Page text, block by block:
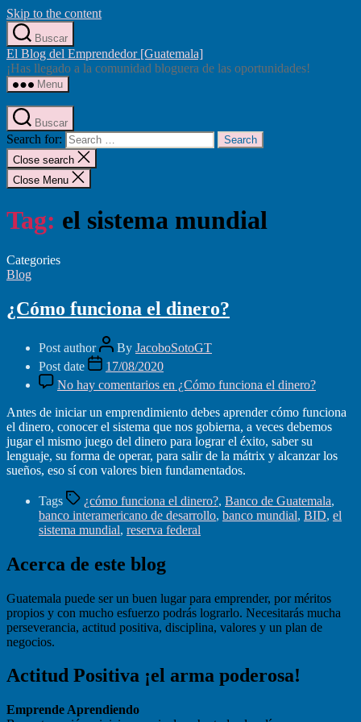
Skip to the content
Buscar
El Blog del Emprendedor [Guatemala]
¡Has llegado a la comunidad bloguera de las oportunidades!
Menu
Buscar
Search for:
Close search
Close Menu
Tag: el sistema mundial
Categories
Blog
¿Cómo funciona el dinero?
Post author By JacoboSotoGT
Post date
17/08/2020
No hay comentarios en ¿Cómo funciona el dinero?
Antes de iniciar un emprendimiento debes aprender cómo funciona
el dinero, conocer el sistema que nos gobierna, a veces debemos
jugar el mismo juego del dinero para lograr el éxito, saber su
lenguaje, su forma de operar, para salir de la mátrix y alcanzar los
sueños, eso sí con valores bien fundamentados.
Tags ¿cómo funciona el dinero?, Banco de Guatemala,
banco interamericano de desarrollo, banco mundial, BID, el
sistema mundial, reserva federal
Acerca de este blog
Guatemala puede ser un buen lugar para emprender, por méritos
propios y con mucho esfuerzo podrás lograrlo. Necesitarás mucha
perseverancia, actitud positiva, disciplina, valores y un plan de
negocios.
Actitud Positiva ¡el arma poderosa!
Emprende Aprendiendo